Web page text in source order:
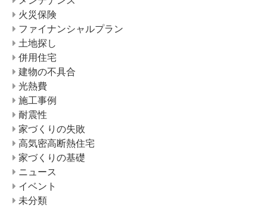
火災保険
ファイナンシャルプラン
土地探し
併用住宅
建物の不具合
光熱費
施工事例
耐震性
家づくりの失敗
高気密高断熱住宅
家づくりの基礎
ニュース
イベント
未分類